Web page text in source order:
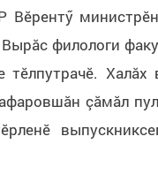
Вӗрентӳ
филологи
Халăх
çăмăл